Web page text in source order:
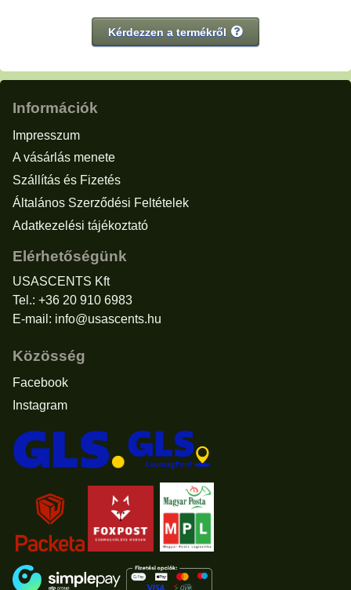
Kérdezzen a termékről
Információk
Impresszum
A vásárlás menete
Szállítás és Fizetés
Általános Szerződési Feltételek
Adatkezelési tájékoztató
Elérhetőségünk
USASCENTS Kft
Tel.: +36 20 910 6983
E-mail: info@usascents.hu
Közösség
Facebook
Instagram